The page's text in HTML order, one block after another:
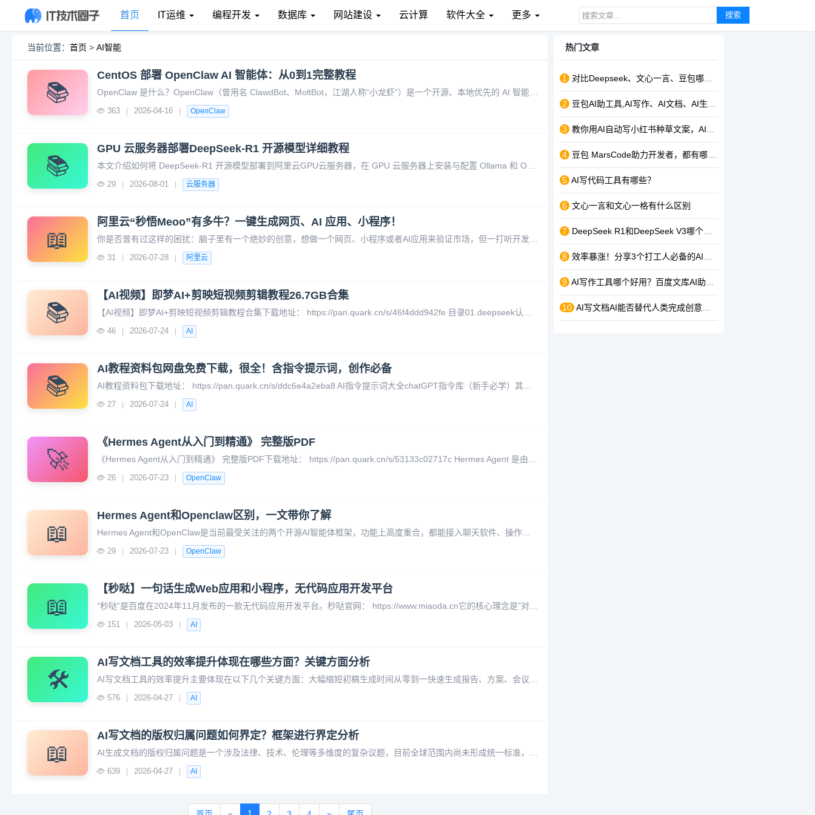
首页 IT运维 编程开发 数据库 网站建设 云计算 软件大全 更多 搜索
当前位置： 首页 > AI智能
📚
CentOS 部署 OpenClaw AI 智能体：从0到1完整教程
363 2026-04-16 OpenClaw
📚
GPU 云服务器部署DeepSeek-R1 开源模型详细教程
29 2026-08-01 云服务器
📖
阿里云“秒悟Meoo”有多牛？一键生成网页、AI 应用、小程序！
31 2026-07-28 阿里云
📚
【AI视频】即梦AI+剪映短视频剪辑教程26.7GB合集
46 2026-07-24 AI
📚
AI教程资料包网盘免费下载，很全！含指令提示词，创作必备
27 2026-07-24 AI
🚀
《Hermes Agent从入门到精通》 完整版PDF
26 2026-07-23 OpenClaw
📖
Hermes Agent和Openclaw区别，一文带你了解
29 2026-07-23 OpenClaw
📖
【秒哒】一句话生成Web应用和小程序，无代码应用开发平台
151 2026-05-03 AI
🛠️
AI写文档工具的效率提升体现在哪些方面？关键方面分析
576 2026-04-27 AI
📖
AI写文档的版权归属问题如何界定？框架进行界定分析
639 2026-04-27 AI
热门文章
1 对比Deepseek、文心一言、豆包哪个好用，有什么区别
2 豆包AI助工具,AI写作、AI文档、AI生图、AI搜索电脑版下载
3 教你用AI自动写小红书种草文案，AI写作效率翻倍！
4 豆包 MarsCode助力开发者，都有哪些功能特点
5 AI写代码工具有哪些？
6 文心一言和文心一格有什么区别
7 DeepSeek R1和DeepSeek V3哪个更强？对比区别
8 效率暴涨！分享3个打工人必备的AI神器，真后悔没早点用上！
9 AI写作工具哪个好用？百度文库AI助手帮你搞定各种PPT、总结报告、营销方案
10 AI写文档AI能否替代人类完成创意性写作（如广告文案、小说）？